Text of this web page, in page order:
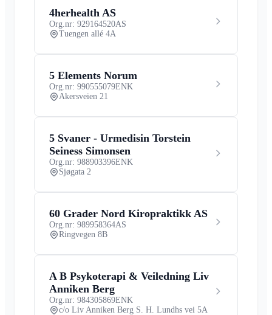
4herhealth AS
Org.nr: 929164520AS
Tuengen allé 4A
5 Elements Norum
Org.nr: 990555079ENK
Akersveien 21
5 Svaner - Urmedisin Torstein
Seiness Simonsen
Org.nr: 988903396ENK
Sjøgata 2
60 Grader Nord Kiropraktikk AS
Org.nr: 989958364AS
Ringvegen 8B
A B Psykoterapi & Veiledning Liv
Anniken Berg
Org.nr: 984305869ENK
c/o Liv Anniken Berg S. H. Lundhs vei 5A